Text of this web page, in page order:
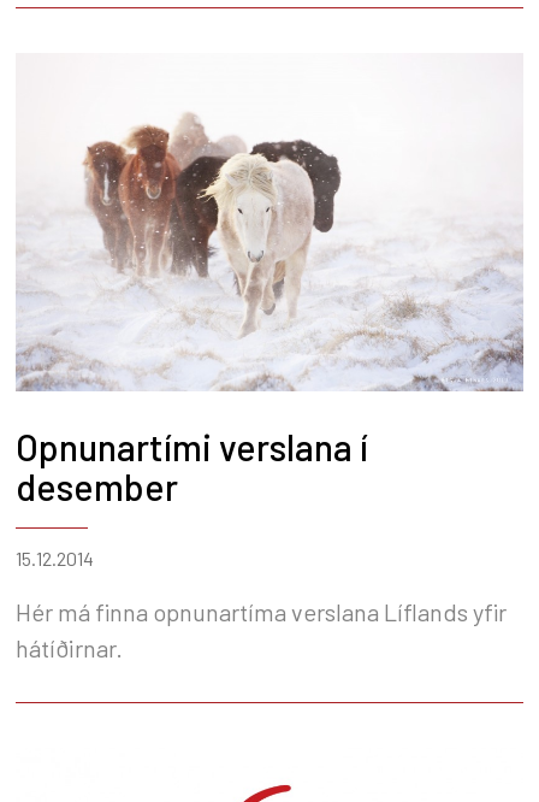
Opnunartími verslana í
desember
15.12.2014
Hér má finna opnunartíma verslana Líflands yfir
hátíðirnar.